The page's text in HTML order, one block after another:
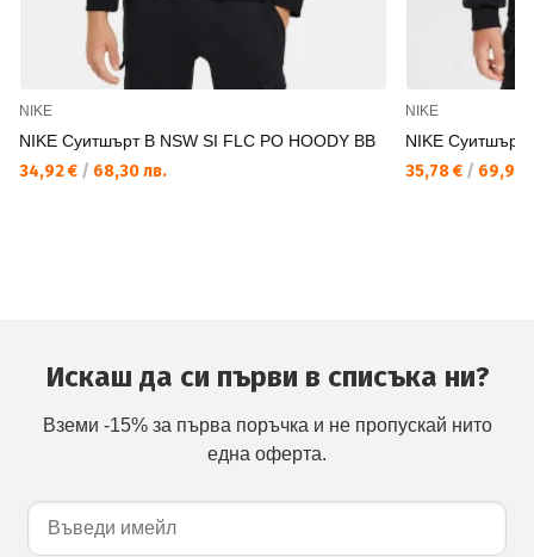
NIKE
NIKE Суитшърт B NSW SI FLC PO HOODY BB
34,92 € / 68,30 лв.
NIKE
NIKE Суитшърт
35,78 € / 69,98
Искаш да си първи в списъка ни?
Вземи -15% за първа поръчка и не пропускай нито
една оферта.